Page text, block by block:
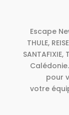
Escape
THULE,
SANTAFIXIE,
pour
votre